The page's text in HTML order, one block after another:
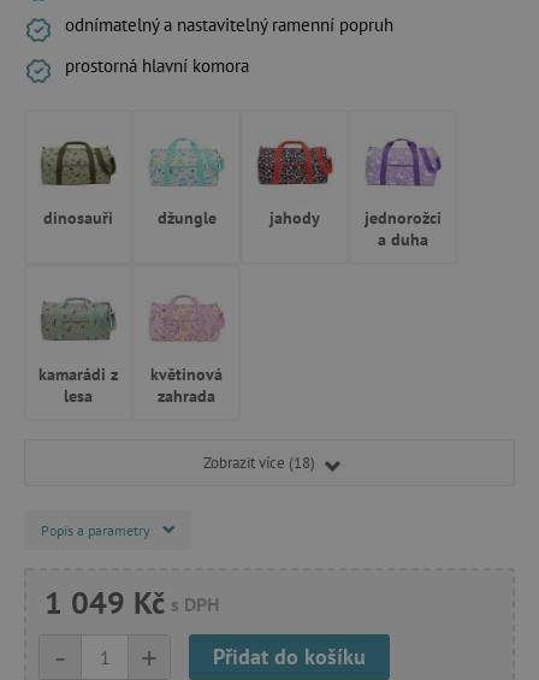
odnímatelný a nastavitelný ramenní popruh
prostorná hlavní komora
dinosauři džungle jahody
jednorožci
a duha
kamarádi z
lesa
květinová
zahrada
Zobrazit více (18)
Popis a parametry
1 049 Kč s DPH
+
- Přidat do košíku